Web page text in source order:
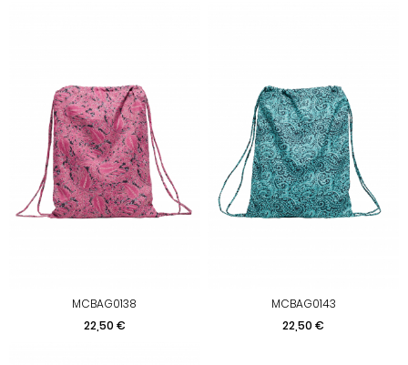
MCBAG0138
Preis
22,50 €
MCBAG0143
Preis
22,50 €